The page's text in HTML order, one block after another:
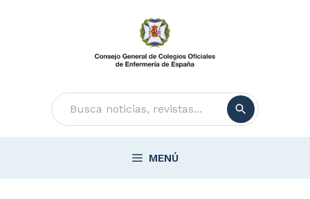
Buscar
MENÚ